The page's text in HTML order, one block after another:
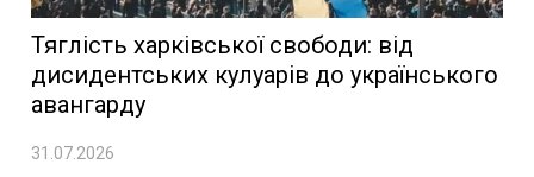
Тяглість харківської свободи: від
дисидентських кулуарів до українського
авангарду
31.07.2026